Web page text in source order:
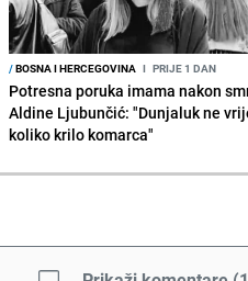
/BOSNA I HERCEGOVINA I PRIJE 1 DAN
Potresna poruka imama nakon
Aldine Ljubunčić: "Dunjaluk ne
koliko krilo komarca"